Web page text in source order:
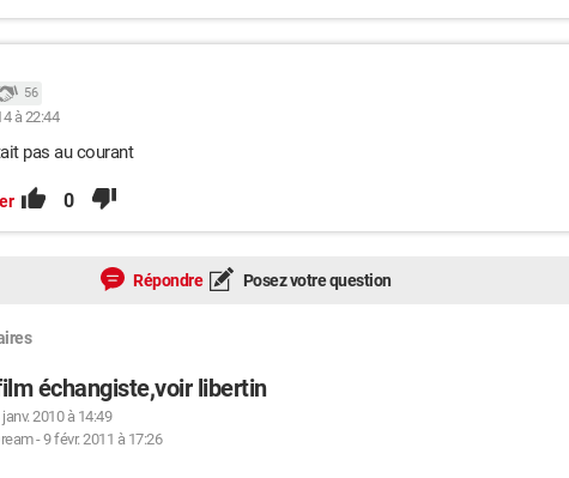
56
à 22:44
pas au courant
0
Répondre Posez votre question
échangiste,voir libertin
2010 à 14:49
-9 févr. 2011 à 17:26